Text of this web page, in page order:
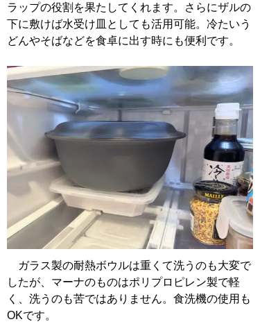
ラップの役割を果たしてくれます。さらにザルの
下に敷けば水受け皿としても活用可能。冷たいう
どんやそばなどを食卓に出す時にも便利です。
ガラス製の耐熱ボウルは重くて洗うのも大変で
したが、マーナのものはポリプロピレン製で軽
く、洗うのも苦ではありません。食洗機の使用も
OKです。